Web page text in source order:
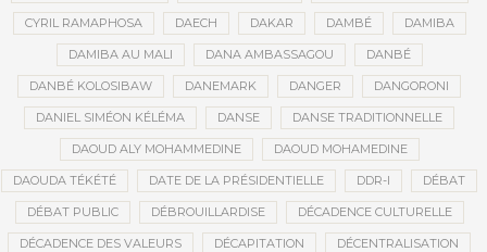
CYRIL RAMAPHOSA DAECH DAKAR DAMBÉ DAMIBA
DAMIBA AU MALI DANA AMBASSAGOU DANBÉ
DANBÉ KOLOSIBAW DANEMARK DANGER DANGORONI
DANIEL SIMÉON KÉLÉMA DANSE DANSE TRADITIONNELLE
DAOUD ALY MOHAMMEDINE DAOUD MOHAMEDINE
DAOUDA TÉKÉTÉ DATE DE LA PRÉSIDENTIELLE DDR-I DÉBAT
DÉBAT PUBLIC DÉBROUILLARDISE DÉCADENCE CULTURELLE
DÉCADENCE DES VALEURS DÉCAPITATION DÉCENTRALISATION